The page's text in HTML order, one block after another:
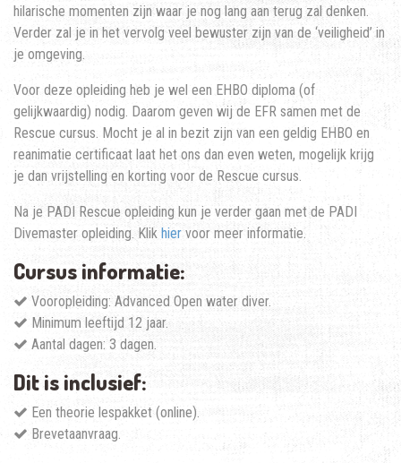
hilarische momenten zijn waar je nog lang aan terug zal denken.
Verder zal je in het vervolg veel bewuster zijn van de ‘veiligheid’ in
je omgeving.
Voor deze opleiding heb je wel een EHBO diploma (of
gelijkwaardig) nodig. Daarom geven wij de EFR samen met de
Rescue cursus. Mocht je al in bezit zijn van een geldig EHBO en
reanimatie certificaat laat het ons dan even weten, mogelijk krijg
je dan vrijstelling en korting voor de Rescue cursus.
Na je PADI Rescue opleiding kun je verder gaan met de PADI
Divemaster opleiding. Klik hier voor meer informatie.
Cursus informatie:
Vooropleiding: Advanced Open water diver.
Minimum leeftijd 12 jaar.
Aantal dagen: 3 dagen.
Dit is inclusief:
Een theorie lespakket (online).
Brevetaanvraag.